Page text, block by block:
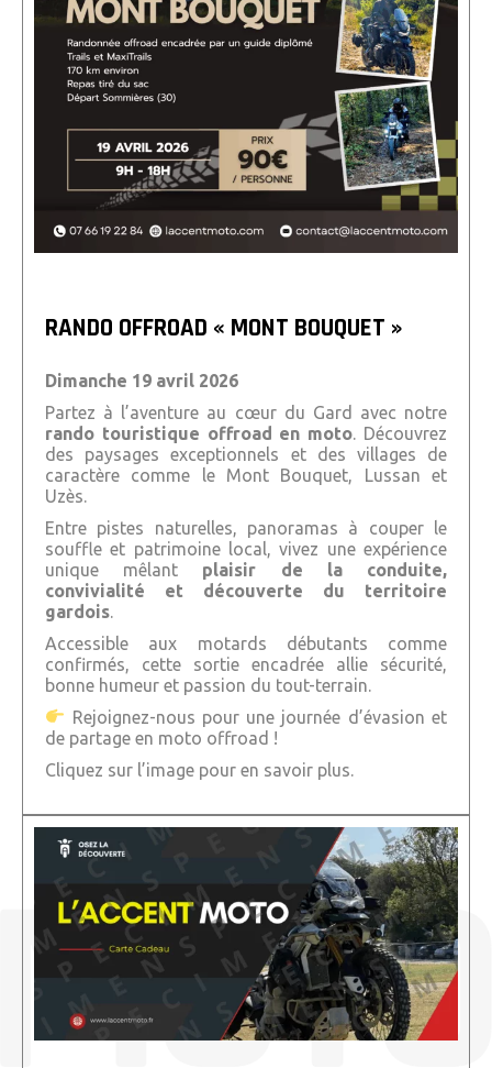
RANDO OFFROAD « MONT BOUQUET »
Dimanche 19 avril 2026
Partez à l’aventure au cœur du Gard avec notre
rando touristique offroad en moto. Découvrez
des paysages exceptionnels et des villages de
caractère comme le Mont Bouquet, Lussan et
Uzès.
Entre pistes naturelles, panoramas à couper le
souffle et patrimoine local, vivez une expérience
unique mêlant plaisir de la conduite,
convivialité et découverte du territoire
gardois.
Accessible aux motards débutants comme
confirmés, cette sortie encadrée allie sécurité,
bonne humeur et passion du tout-terrain.
Rejoignez-nous pour une journée d’évasion et
de partage en moto offroad !
Cliquez sur l’image pour en savoir plus.